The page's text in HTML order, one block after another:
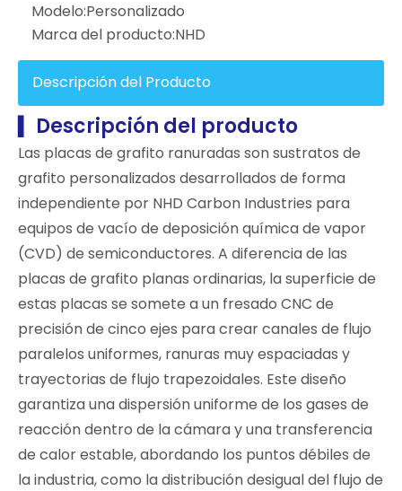
Modelo:Personalizado
Marca del producto:NHD
Descripción del Producto
Descripción del producto
Las placas de grafito ranuradas son sustratos de
grafito personalizados desarrollados de forma
independiente por NHD Carbon Industries para
equipos de vacío de deposición química de vapor
(CVD) de semiconductores. A diferencia de las
placas de grafito planas ordinarias, la superficie de
estas placas se somete a un fresado CNC de
precisión de cinco ejes para crear canales de flujo
paralelos uniformes, ranuras muy espaciadas y
trayectorias de flujo trapezoidales. Este diseño
garantiza una dispersión uniforme de los gases de
reacción dentro de la cámara y una transferencia
de calor estable, abordando los puntos débiles de
la industria, como la distribución desigual del flujo de